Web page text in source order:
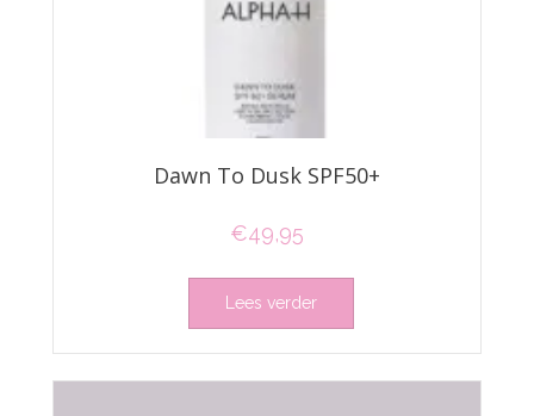
Dawn To Dusk SPF50+
€49,95
Lees verder